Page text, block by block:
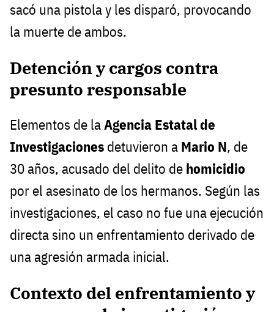
sacó una pistola y les disparó, provocando
la muerte de ambos.
Detención y cargos contra
presunto responsable
Elementos de laAgencia Estatal de
Investigaciones detuvieron a Mario N, de
30 años, acusado del delito de homicidio
por el asesinato de los hermanos. Según las
investigaciones, el caso no fue una ejecución
directa sino un enfrentamiento derivado de
una agresión armada inicial.
Contexto del enfrentamiento y